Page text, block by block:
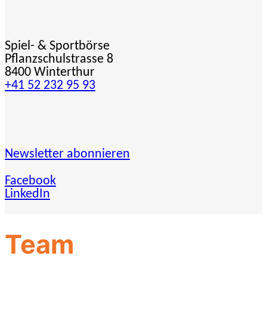
Spiel- & Sportbörse
Pflanzschulstrasse 8
8400 Winterthur
+41 52 232 95 93
Newsletter abonnieren
Facebook
LinkedIn
Team